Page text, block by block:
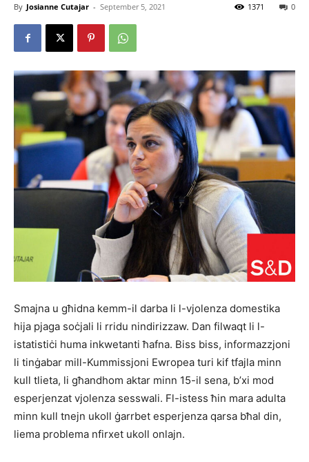
By Josianne Cutajar - September 5, 2021 0
1371
Smajna u għidna kemm-il darba li l-vjolenza domestika
hija pjaga soċjali li rridu nindirizzaw. Dan filwaqt li l-
istatistiċi huma inkwetanti ħafna. Biss biss, informazzjoni
li tinġabar mill-Kummissjoni Ewropea turi kif tfajla minn
kull tlieta, li għandhom aktar minn 15-il sena, b’xi mod
esperjenzat vjolenza sesswali. Fl-istess ħin mara adulta
minn kull tnejn ukoll ġarrbet esperjenza qarsa bħal din,
liema problema nfirxet ukoll onlajn.